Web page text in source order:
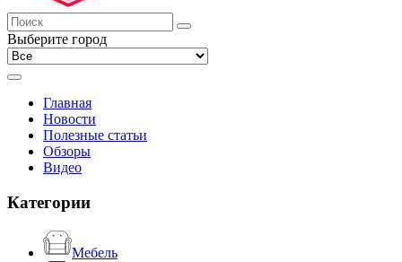
Выберите город
Главная
Новости
Полезные статьи
Обзоры
Видео
Категории
Мебель